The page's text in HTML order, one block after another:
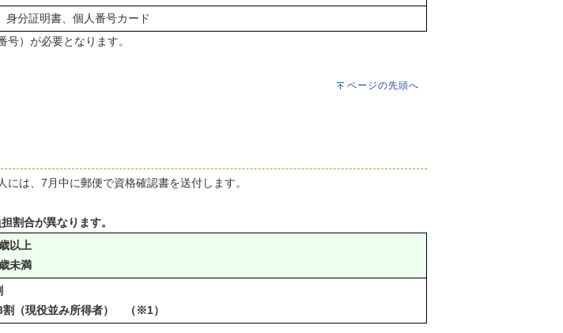
身分証明書、個人番号カード
）が必要となります。
ページの先頭へ
は、7月中に郵便で資格確認書を送付します。
割合が異なります。
以上
未満
（現役並み所得者） （※1）